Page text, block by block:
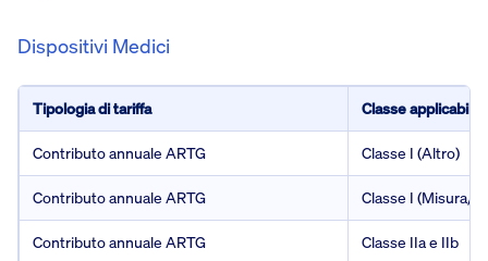
Dispositivi Medici
Tipologia di tariffa Classe applicabile
Contributo annuale ARTG Classe I (Altro)
Contributo annuale ARTG Classe I (Misura/
Contributo annuale ARTG Classe IIa e IIb